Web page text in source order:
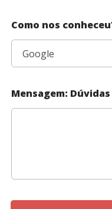
Como nos
Mensagem: